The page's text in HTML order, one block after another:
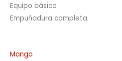
Equipo básico
Empuñadura completa.
Mango